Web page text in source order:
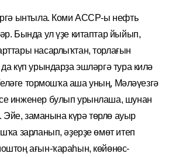
ынтыла. Коми АССР-ы нефть
Бында ул үҙе китаптар йыйып,
насарлыҡтан, торлағын
күп урындарҙа эшләргә тура килә
тормошҡа аша уның, Мәләүезгә
инженер булып урынлаша, шунан
Эйе, заманына күрә төрлө ауыр
зарланып, әҙерҙе өмөт итеп
ағын-ҡараһын, көйөнөс-